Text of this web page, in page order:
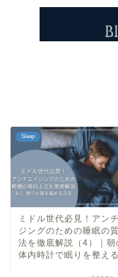
Sleep
ミドル世代必見！アン
ジングのための睡眠の
法を徹底解説（4）｜朝
体内時計で眠りを整える